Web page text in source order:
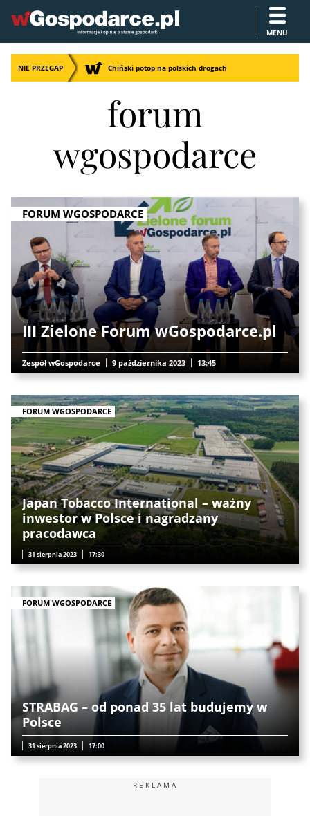
MENU
NIE PRZEGAP Chiński potop na polskich drogach
forum
wgospodarce
FORUM WGOSPODARCE
III Zielone Forum wGospodarce.pl
Zespół wGospodarce 9 października 2023 13:45
FORUM WGOSPODARCE
Japan Tobacco International – ważny
inwestor w Polsce i nagradzany
pracodawca
31 sierpnia 2023 17:30
FORUM WGOSPODARCE
STRABAG – od ponad 35 lat budujemy w
Polsce
31 sierpnia 2023 17:00
REKLAMA